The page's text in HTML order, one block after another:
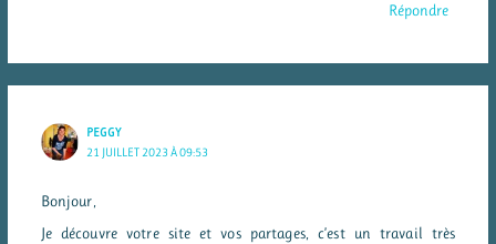
Répondre
PEGGY
21 JUILLET 2023 À 09:53
Bonjour,
Je découvre votre site et vos partages, c’est un travail très